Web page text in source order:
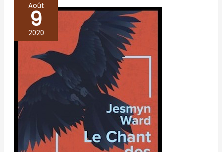
Août
9
2020
Chant
revenants
Jesmyn
Ward